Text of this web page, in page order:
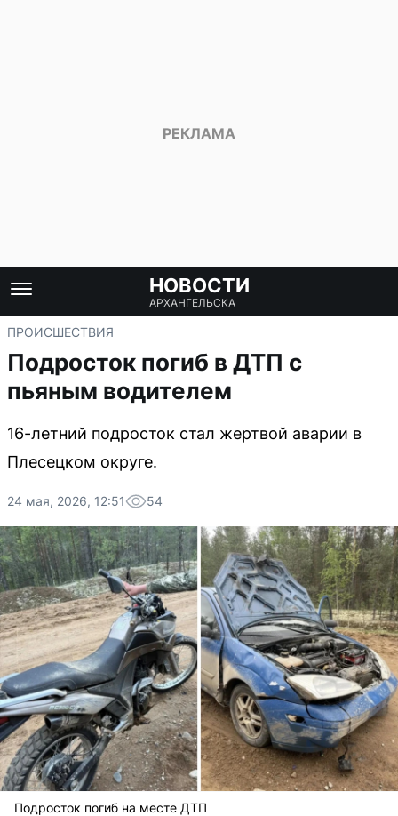
НОВОСТИ
АРХАНГЕЛЬСКА
ПРОИСШЕСТВИЯ
Подросток погиб в ДТП с
пьяным водителем
16-летний подросток стал жертвой аварии в
Плесецком округе.
24 мая, 2026, 12:51 54
Подросток погиб на месте ДТП